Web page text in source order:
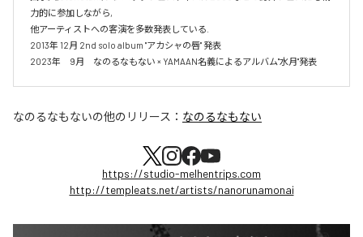
力的に参加しながら,
他アーティストへの客演を多数発表している.
2013年 12月 2nd solo album "アカシャの唇" 発表
2023年　9月　なのるなもない × YAMAAN名義によるアルバム"水月"発表
なのるなもないの他のリリース： なのるなもない
https://studio-melhentrips.com
http://templeats.net/artists/nanorunamonai